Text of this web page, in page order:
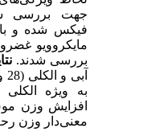
جهت بررسی
فیکس شده و با
مایکروویو
بررسی شدند.نتایج:
به ویژه الکلی
افزایش وزن
معنی‌دار وزن رحم